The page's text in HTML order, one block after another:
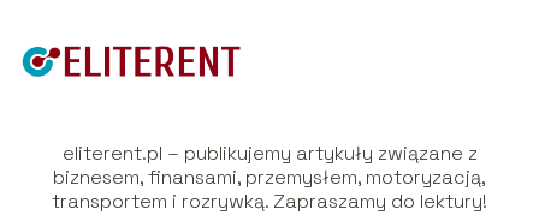
eliterent.pl – publikujemy artykuły związane z
biznesem, finansami, przemysłem, motoryzacją,
transportem i rozrywką. Zapraszamy do lektury!